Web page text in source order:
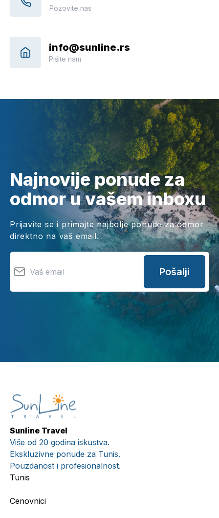
Pozovite nas
info@sunline.rs
Pišite nam
Najnovije ponude za
odmor u vašem inboxu
Prijavite se i primajte najbolje ponude za odmor
direktno na vaš email.
Pošalji
Sunline Travel
Više od 20 godina iskustva.
Ekskluzivne ponude za Tunis.
Pouzdanost i profesionalnost.
Tunis
Cenovnici